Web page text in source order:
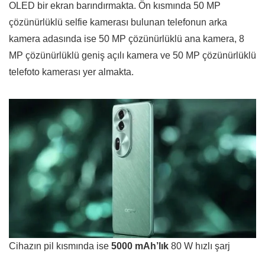
OLED bir ekran barındırmakta. Ön kısmında 50 MP
çözünürlüklü selfie kamerası bulunan telefonun arka
kamera adasında ise 50 MP çözünürlüklü ana kamera, 8
MP çözünürlüklü geniş açılı kamera ve 50 MP çözünürlüklü
telefoto kamerası yer almakta.
Cihazın pil kısmında ise 5000 mAh’lık 80 W hızlı şarj